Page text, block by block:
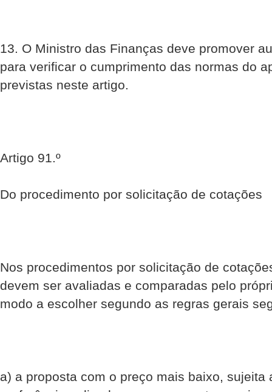
13. O Ministro das Finanças deve promover
para verificar o cumprimento das normas do
previstas neste artigo.
Artigo 91.º
Do procedimento por solicitação de cotações
Nos procedimentos por solicitação de
devem ser avaliadas e comparadas pelo
modo a escolher segundo as regras gerais
a) a proposta com o preço mais baixo, sujeita